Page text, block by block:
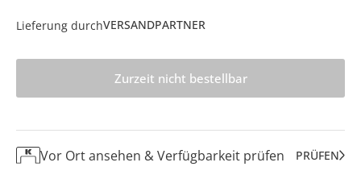
Lieferung durchVERSANDPARTNER
Zurzeit nicht bestellbar
Vor Ort ansehen & Verfügbarkeit prüfen PRÜFEN